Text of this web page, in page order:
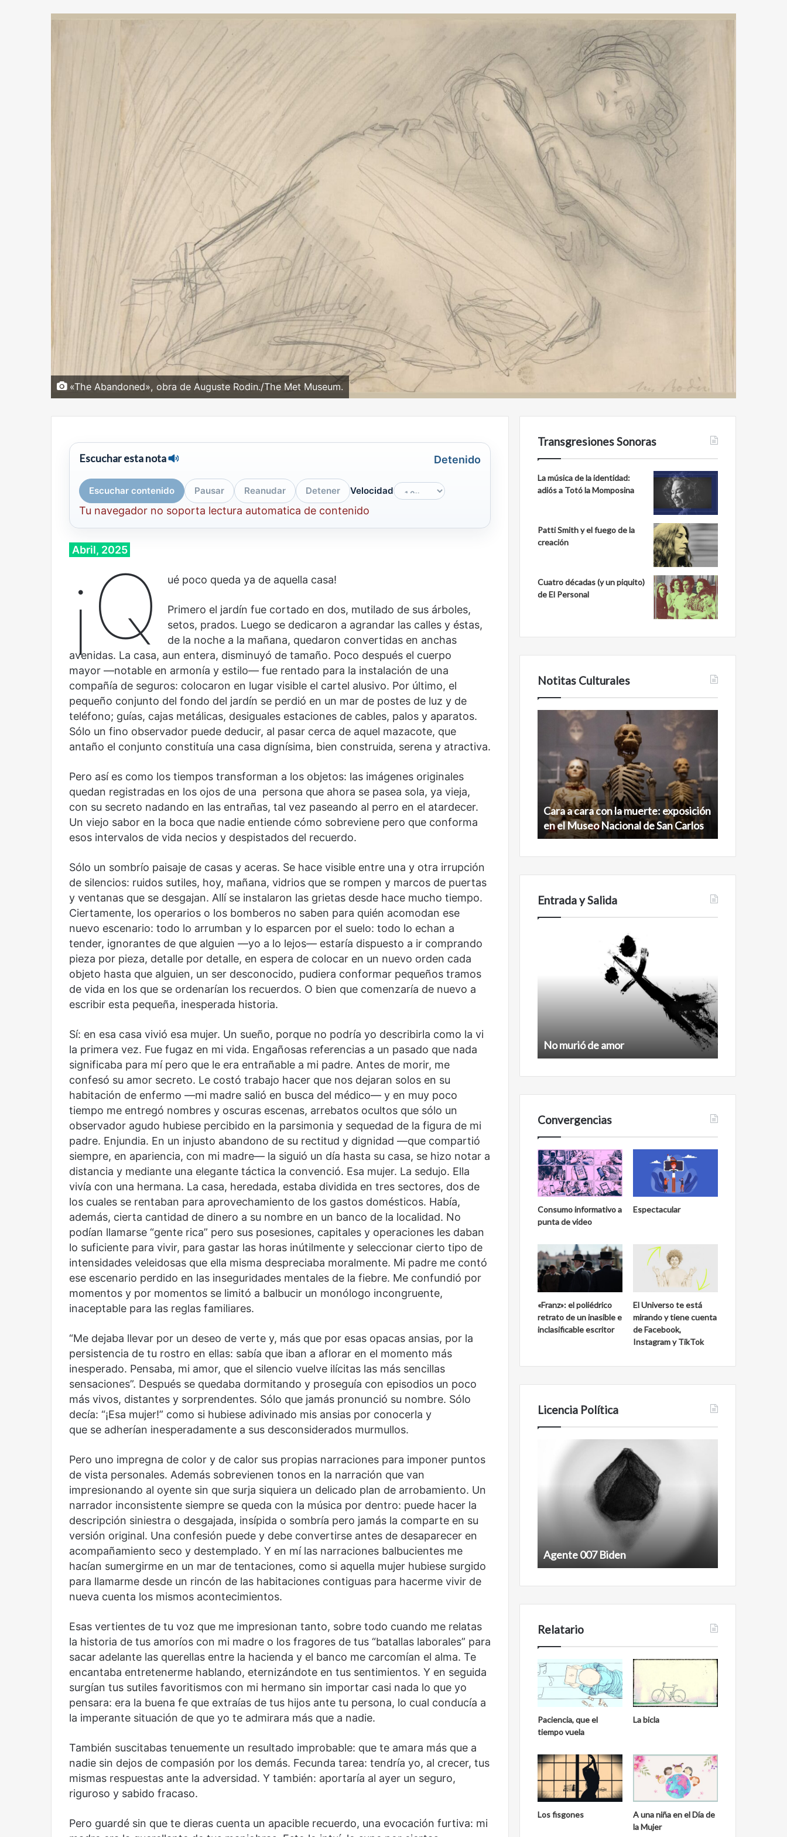
«The Abandoned», obra de Auguste Rodin./The Met Museum.
Escuchar esta nota Detenido
Escuchar contenido Pausar Reanudar Detener Velocidad
Tu navegador no soporta lectura automatica de contenido
Abril, 2025
¡Q ué poco queda ya de aquella casa!
Primero el jardín fue cortado en dos, mutilado de sus árboles,
setos, prados. Luego se dedicaron a agrandar las calles y éstas,
de la noche a la mañana, quedaron convertidas en anchas
avenidas. La casa, aun entera, disminuyó de tamaño. Poco después el cuerpo
mayor —notable en armonía y estilo— fue rentado para la instalación de una
compañía de seguros: colocaron en lugar visible el cartel alusivo. Por último, el
pequeño conjunto del fondo del jardín se perdió en un mar de postes de luz y de
teléfono; guías, cajas metálicas, desiguales estaciones de cables, palos y aparatos.
Sólo un fino observador puede deducir, al pasar cerca de aquel mazacote, que
antaño el conjunto constituía una casa dignísima, bien construida, serena y atractiva.
Pero así es como los tiempos transforman a los objetos: las imágenes originales
quedan registradas en los ojos de una persona que ahora se pasea sola, ya vieja,
con su secreto nadando en las entrañas, tal vez paseando al perro en el atardecer.
Un viejo sabor en la boca que nadie entiende cómo sobreviene pero que conforma
esos intervalos de vida necios y despistados del recuerdo.
Sólo un sombrío paisaje de casas y aceras. Se hace visible entre una y otra irrupción
de silencios: ruidos sutiles, hoy, mañana, vidrios que se rompen y marcos de puertas
y ventanas que se desgajan. Allí se instalaron las grietas desde hace mucho tiempo.
Ciertamente, los operarios o los bomberos no saben para quién acomodan ese
nuevo escenario: todo lo arrumban y lo esparcen por el suelo: todo lo echan a
tender, ignorantes de que alguien —yo a lo lejos— estaría dispuesto a ir comprando
pieza por pieza, detalle por detalle, en espera de colocar en un nuevo orden cada
objeto hasta que alguien, un ser desconocido, pudiera conformar pequeños tramos
de vida en los que se ordenarían los recuerdos. O bien que comenzaría de nuevo a
escribir esta pequeña, inesperada historia.
Sí: en esa casa vivió esa mujer. Un sueño, porque no podría yo describirla como la vi
la primera vez. Fue fugaz en mi vida. Engañosas referencias a un pasado que nada
significaba para mí pero que le era entrañable a mi padre. Antes de morir, me
confesó su amor secreto. Le costó trabajo hacer que nos dejaran solos en su
habitación de enfermo —mi madre salió en busca del médico— y en muy poco
tiempo me entregó nombres y oscuras escenas, arrebatos ocultos que sólo un
observador agudo hubiese percibido en la parsimonia y sequedad de la figura de mi
padre. Enjundia. En un injusto abandono de su rectitud y dignidad —que compartió
siempre, en apariencia, con mi madre— la siguió un día hasta su casa, se hizo notar a
distancia y mediante una elegante táctica la convenció. Esa mujer. La sedujo. Ella
vivía con una hermana. La casa, heredada, estaba dividida en tres sectores, dos de
los cuales se rentaban para aprovechamiento de los gastos domésticos. Había,
además, cierta cantidad de dinero a su nombre en un banco de la localidad. No
podían llamarse “gente rica” pero sus posesiones, capitales y operaciones les daban
lo suficiente para vivir, para gastar las horas inútilmente y seleccionar cierto tipo de
intensidades veleidosas que ella misma despreciaba moralmente. Mi padre me contó
ese escenario perdido en las inseguridades mentales de la fiebre. Me confundió por
momentos y por momentos se limitó a balbucir un monólogo incongruente,
inaceptable para las reglas familiares.
“Me dejaba llevar por un deseo de verte y, más que por esas opacas ansias, por la
persistencia de tu rostro en ellas: sabía que iban a aflorar en el momento más
inesperado. Pensaba, mi amor, que el silencio vuelve ilícitas las más sencillas
sensaciones”. Después se quedaba dormitando y proseguía con episodios un poco
más vivos, distantes y sorprendentes. Sólo que jamás pronunció su nombre. Sólo
decía: “¡Esa mujer!” como si hubiese adivinado mis ansias por conocerla y
que se adherían inesperadamente a sus desconsiderados murmullos.
Pero uno impregna de color y de calor sus propias narraciones para imponer puntos
de vista personales. Además sobrevienen tonos en la narración que van
impresionando al oyente sin que surja siquiera un delicado plan de arrobamiento. Un
narrador inconsistente siempre se queda con la música por dentro: puede hacer la
descripción siniestra o desgajada, insípida o sombría pero jamás la comparte en su
versión original. Una confesión puede y debe convertirse antes de desaparecer en
acompañamiento seco y destemplado. Y en mí las narraciones balbucientes me
hacían sumergirme en un mar de tentaciones, como si aquella mujer hubiese surgido
para llamarme desde un rincón de las habitaciones contiguas para hacerme vivir de
nueva cuenta los mismos acontecimientos.
Esas vertientes de tu voz que me impresionan tanto, sobre todo cuando me relatas
la historia de tus amoríos con mi madre o los fragores de tus “batallas laborales” para
sacar adelante las querellas entre la hacienda y el banco me carcomían el alma. Te
encantaba entretenerme hablando, eternizándote en tus sentimientos. Y en seguida
surgían tus sutiles favoritismos con mi hermano sin importar casi nada lo que yo
pensara: era la buena fe que extraías de tus hijos ante tu persona, lo cual conducía a
la imperante situación de que yo te admirara más que a nadie.
También suscitabas tenuemente un resultado improbable: que te amara más que a
nadie sin dejos de compasión por los demás. Fecunda tarea: tendría yo, al crecer, tus
mismas respuestas ante la adversidad. Y también: aportaría al ayer un seguro,
riguroso y sabido fracaso.
Pero guardé sin que te dieras cuenta un apacible recuerdo, una evocación furtiva: mi
Transgresiones Sonoras
La música de la identidad:
adiós a Totó la Momposina
Patti Smith y el fuego de la
creación
Cuatro décadas (y un piquito)
de El Personal
Notitas Culturales
Cine, futbol y América Latina: una
mirada diferente
Abre
la
Sala
Nacional
un
nuevo
espacio
para
el
arte
la
cultura
Abre la Sala Nacional
Contemporánea, un nuevo espacio
para el arte y la cultura
Nunca
más
sin
todas
voces:
la
diversidad
de
la
en
una
nueva
colección
digital
Nunca más sin todas las voces: la
diversidad de la letras mexicanas en
una nueva colección digital
Cara
con
la
muerte:
exposición
el
Museo
Nacional
Carlos
Cara a cara con la muerte: exposición
en el Museo Nacional de San Carlos
al
de
Entrada y Salida
Olvido
Olvido
El
dragón
El dragón No murió de amor
Convergencias
Consumo informativo a
punta de video
Espectacular
«Franz»: el poliédrico
retrato de un inasible e
inclasificable escritor
El Universo te está
mirando y tiene cuenta
de Facebook,
Instagram y TikTok
Licencia Política
Reformulación
droga
Nueva droga Obradorista Agente 007 Biden
Relatario
Paciencia, que el
tiempo vuela
La bicla
Los fisgones
A una niña en el Día de
la Mujer